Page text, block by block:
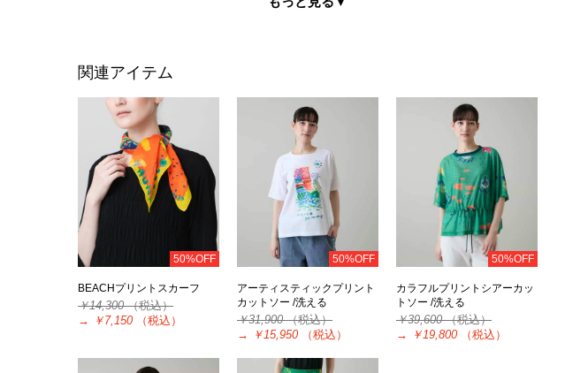
関連アイテム
50%OFF
BEACHプリントスカーフ
￥14,300（税込）
→
￥7,150 （税込）
50%OFF
アーティスティックプリント
カットソー /洗える
￥31,900（税込）
→
￥15,950 （税込）
50%OFF
カラフルプリントシアーカッ
トソー /洗える
￥39,600（税込）
→
￥19,800 （税込）